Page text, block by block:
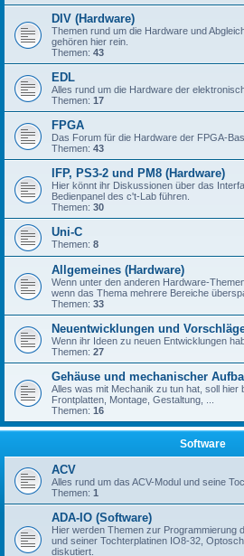
DIV (Hardware)
Themen rund um die Hardware und
gehören hier rein.
Themen: 43
EDL
Alles rund um die Hardware der
Themen: 17
FPGA
Das Forum für die Hardware der FPGA-
Themen: 43
IFP, PS3-2 und PM8 (Hardware)
Hier könnt ihr Diskussionen über das
Bedienpanel des c't-Lab führen.
Themen: 30
Uni-C
Themen: 8
Allgemeines (Hardware)
Wenn unter den anderen Hardware-
wenn das Thema mehrere Bereiche
Themen: 33
Neuentwicklungen und
Wenn ihr Ideen zu neuen Entwicklungen
Themen: 27
Gehäuse und mechanischer
Alles was mit Mechanik zu tun hat, soll hier
Frontplatten, Montage, Gestaltung, ...
Themen: 16
Software
ACV
Alles rund um das ACV-Modul und seine
Themen: 1
ADA-IO (Software)
Hier werden Themen zur Programmierung
und seiner Tochterplatinen IO8-32,
diskutiert.